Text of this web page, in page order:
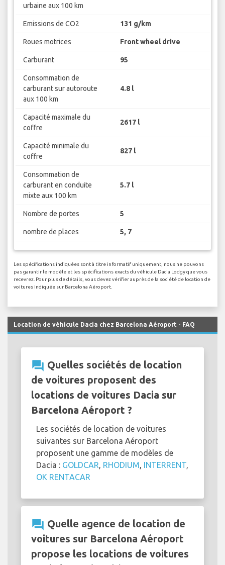
urbaine aux 100 km
Emissions de CO2 131 g/km
Roues motrices Front wheel drive
Carburant 95
Consommation de
carburant sur autoroute
aux 100 km
4.8 l
Capacité maximale du
coffre
2617 l
Capacité minimale du
coffre
827 l
Consommation de
carburant en conduite
mixte aux 100 km
5.7 l
Nombre de portes 5
nombre de places 5, 7
Les spécifications indiquées sont à titre informatif uniquement, nous ne pouvons
pas garantir le modèle et les spécifications exacts du véhicule Dacia Lodgy que vous
recevrez. Pour plus de détails, vous devez vérifier auprès de la société de location de
voitures indiquée sur Barcelona Aéroport.
Location de véhicule Dacia chez Barcelona Aéroport - FAQ
question_answer Quelles sociétés de location
de voitures proposent des
locations de voitures Dacia sur
Barcelona Aéroport ?
Les sociétés de location de voitures
suivantes sur Barcelona Aéroport
proposent une gamme de modèles de
Dacia : GOLDCAR, RHODIUM, INTERRENT,
OK RENTACAR
question_answer Quelle agence de location de
voitures sur Barcelona Aéroport
propose les locations de voitures